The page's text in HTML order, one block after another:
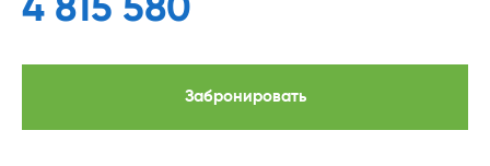
4 815 580
Забронировать